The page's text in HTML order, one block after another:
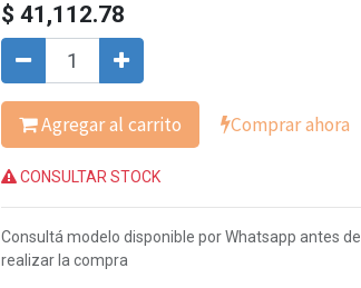
$ 41,112.78
Agregar al carrito Comprar ahora
CONSULTAR STOCK
Consultá modelo disponible por Whatsapp antes de
realizar la compra